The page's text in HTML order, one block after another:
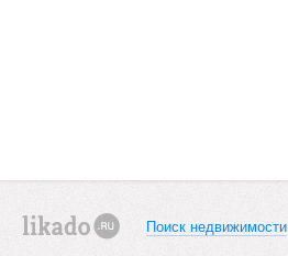
Поиск недвижимости